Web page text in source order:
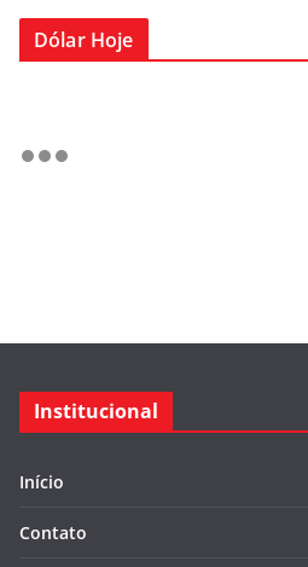
Dólar Hoje
Institucional
Início
Contato